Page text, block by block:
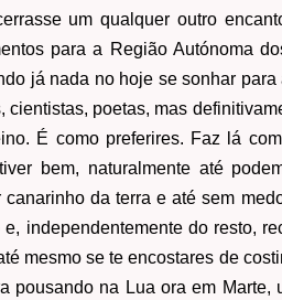
um qualquer outro
para a Região Autónoma
já nada no hoje se sonhar
poetas, mas
É como preferires. Faz lá
bem, naturalmente até
da terra e até sem
independentemente do resto,
mesmo se te encostares de
pousando na Lua ora em Marte,